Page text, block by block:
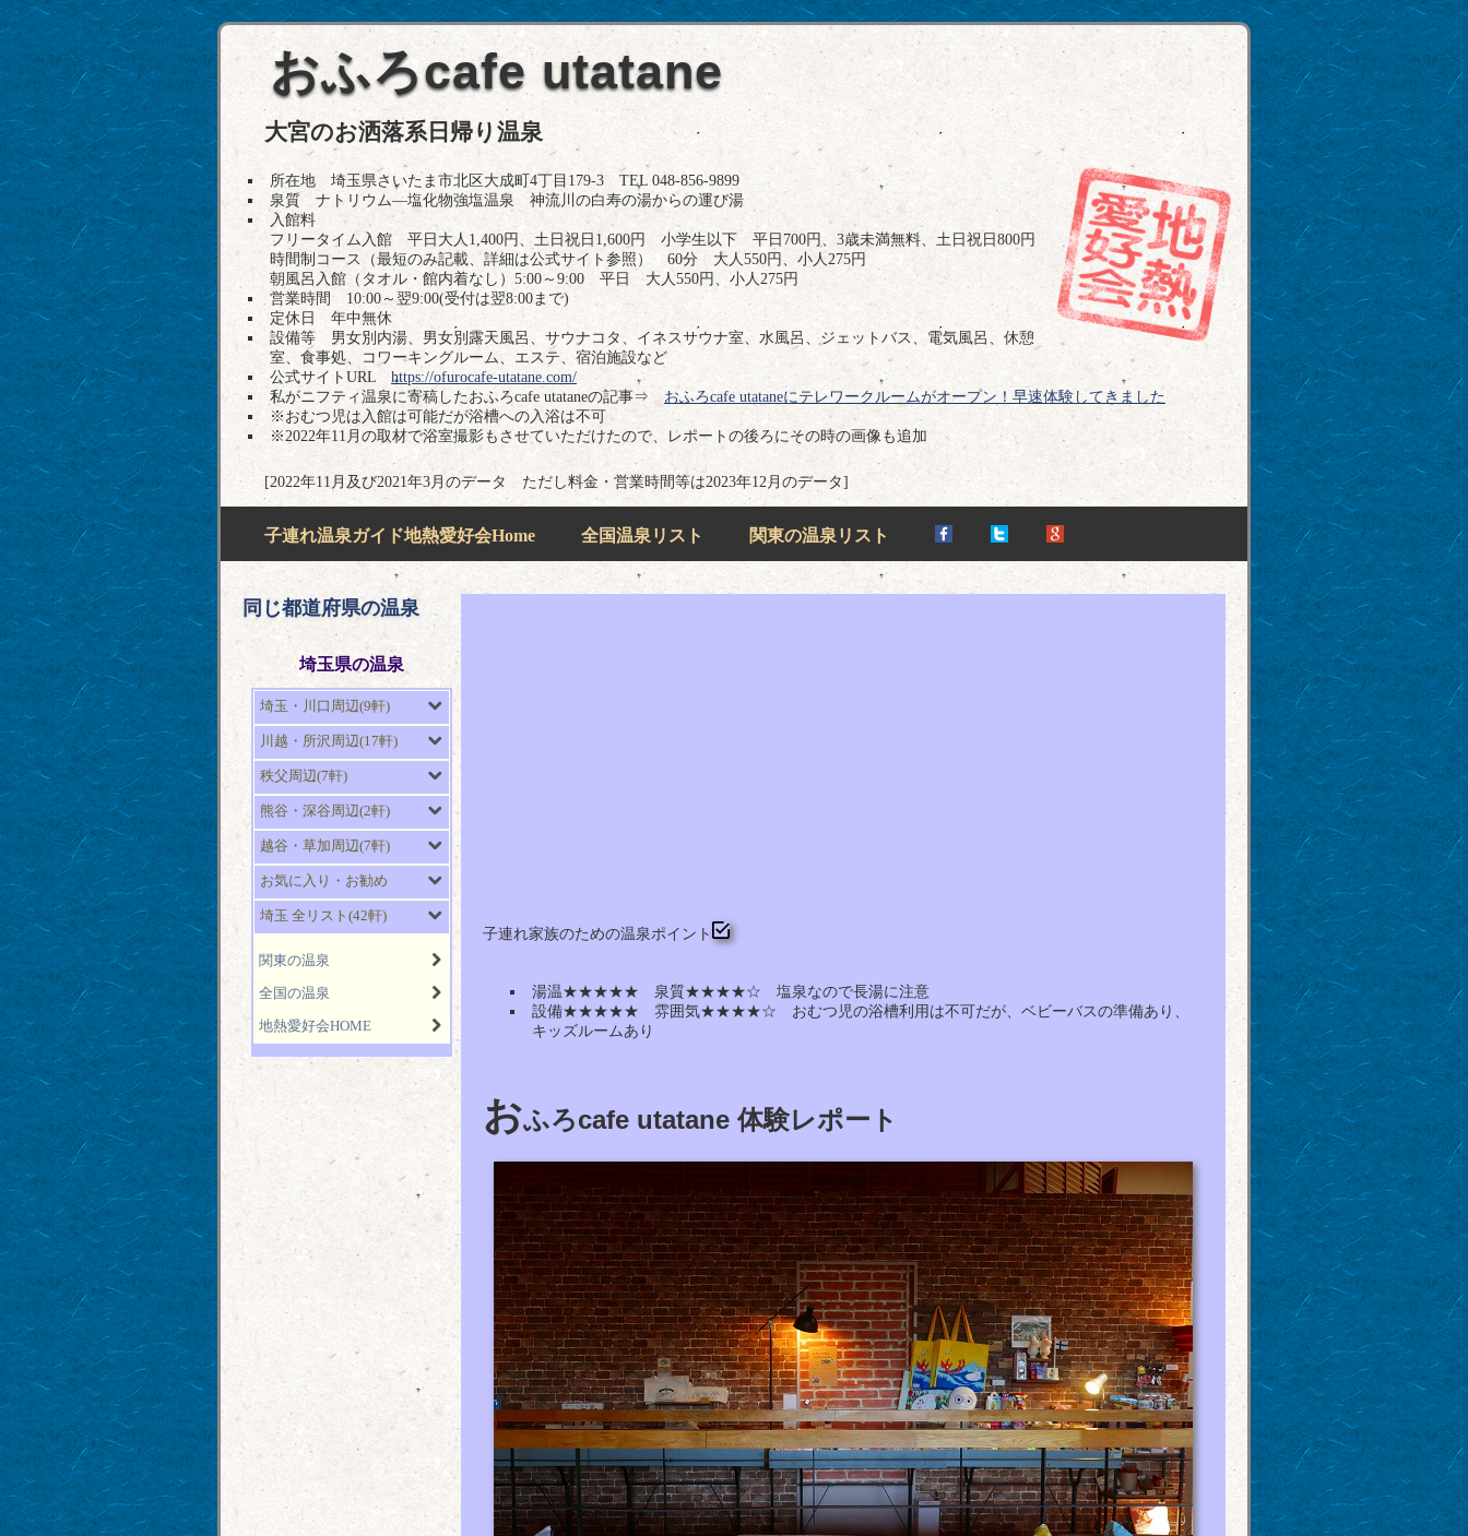
おふろcafe utatane
大宮のお洒落系日帰り温泉
所在地 埼玉県さいたま市北区大成町4丁目179-3 TEL 048-856-9899
泉質 ナトリウム―塩化物強塩温泉 神流川の白寿の湯からの運び湯
入館料
フリータイム入館 平日大人1,400円、土日祝日1,600円 小学生以下 平日700円、3歳未満無料、土日祝日800円
時間制コース（最短のみ記載、詳細は公式サイト参照） 60分 大人550円、小人275円
朝風呂入館（タオル・館内着なし）5:00～9:00 平日 大人550円、小人275円
営業時間 10:00～翌9:00(受付は翌8:00まで)
定休日 年中無休
設備等 男女別内湯、男女別露天風呂、サウナコタ、イネスサウナ室、水風呂、ジェットバス、電気風呂、休憩
室、食事処、コワーキングルーム、エステ、宿泊施設など
公式サイトURL https://ofurocafe-utatane.com/
私がニフティ温泉に寄稿したおふろcafe utataneの記事⇒おふろcafe utataneにテレワークルームがオープン！早速体験してきました
※おむつ児は入館は可能だが浴槽への入浴は不可
※2022年11月の取材で浴室撮影もさせていただけたので、レポートの後ろにその時の画像も追加
[2022年11月及び2021年3月のデータ ただし料金・営業時間等は2023年12月のデータ]
子連れ温泉ガイド地熱愛好会Home 全国温泉リスト 関東の温泉リスト
子連れ家族のための温泉ポイント
湯温★★★★★ 泉質★★★★☆ 塩泉なので長湯に注意
設備★★★★★ 雰囲気★★★★☆ おむつ児の浴槽利用は不可だが、ベビーバスの準備あり、
キッズルームあり
おふろcafe utatane 体験レポート
同じ都道府県の温泉